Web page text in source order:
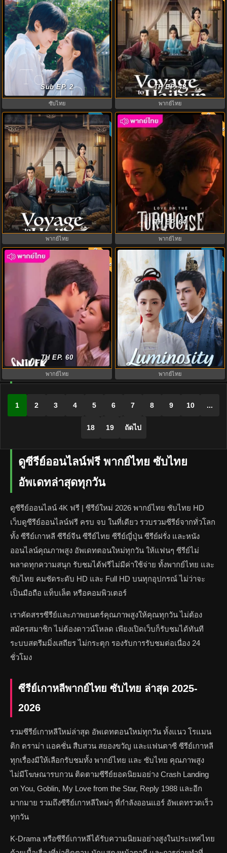
Dream to You (2026) เติมฝันในใจ
เธอ พากย์ไทย ซับไทย EP1-12
Sub EP. 2
ซับไทย
ทะลุเวลาปั้นฮ่องเต้ใหม่ ภาค 2
Voyage to Haihun S2 พากย์ไทย
TH EP. 48
พากย์ไทย
Voyage to Haihun ทะลุเวลาปั้น
ฮ่องเต้ใหม่ (2025) พากย์ไทย ซับไทย
EP.1-24
ซับไทย
พากย์ไทย
ครามพิฆาต (2025) Love on the
Turquoise Land พากย์ไทย EP.1-32
8.0 พากย์ไทย
TH EP. 64
พากย์ไทย
ผสานใจเพื่อรัก (2025) Sniper
Butterfly พากย์ไทย EP.1-30 (จบ)
8.0 พากย์ไทย
TH EP. 60
พากย์ไทย
Luminosity Behind the Palace
บุปผาปฏิวัติ (2025) พากย์ไทย EP.1-
16
ซับไทย
พากย์ไทย
1 2 3 4 5 6 7 8 9 10 ...
18 19 ถัดไป
ดูซีรีย์ออนไลน์ฟรี พากย์ไทย ซับไทย
อัพเดทล่าสุดทุกวัน
ดูซีรีย์ออนไลน์ 4K ฟรี | ซีรีย์ใหม่ 2026 พากย์ไทย ซับไทย HD
เว็บดูซีรีย์ออนไลน์ฟรี ครบ จบ ในที่เดียว รวบรวมซีรีย์จากทั่วโลก
ทั้ง ซีรีย์เกาหลี ซีรีย์จีน ซีรีย์ไทย ซีรีย์ญี่ปุ่น ซีรีย์ฝรั่ง และหนัง
ออนไลน์คุณภาพสูง อัพเดทตอนใหม่ทุกวัน ให้แฟนๆ ซีรีย์ไม่
พลาดทุกความสนุก รับชมได้ฟรีไม่มีค่าใช้จ่าย ทั้งพากย์ไทย และ
ซับไทย คมชัดระดับ HD และ Full HD บนทุกอุปกรณ์ ไม่ว่าจะ
เป็นมือถือ แท็บเล็ต หรือคอมพิวเตอร์
เราคัดสรรซีรีย์และภาพยนตร์คุณภาพสูงให้คุณทุกวัน ไม่ต้อง
สมัครสมาชิก ไม่ต้องดาวน์โหลด เพียงเปิดเว็บก็รับชมได้ทันที
ระบบสตรีมมิ่งเสถียร ไม่กระตุก รองรับการรับชมต่อเนื่อง 24
ชั่วโมง
ซีรีย์เกาหลีพากย์ไทย ซับไทย ล่าสุด 2025-
2026
รวมซีรีย์เกาหลีใหม่ล่าสุด อัพเดทตอนใหม่ทุกวัน ทั้งแนว โรแมน
ติก ดราม่า แอคชั่น สืบสวน สยองขวัญ และแฟนตาซี ซีรีย์เกาหลี
ทุกเรื่องมีให้เลือกรับชมทั้ง พากย์ไทย และ ซับไทย คุณภาพสูง
ไม่มีโฆษณารบกวน ติดตามซีรีย์ยอดนิยมอย่าง Crash Landing
on You, Goblin, My Love from the Star, Reply 1988 และอีก
มากมาย รวมถึงซีรีย์เกาหลีใหม่ๆ ที่กำลังออนแอร์ อัพเดทรวดเร็ว
ทุกวัน
K-Drama หรือซีรีย์เกาหลีได้รับความนิยมอย่างสูงในประเทศไทย